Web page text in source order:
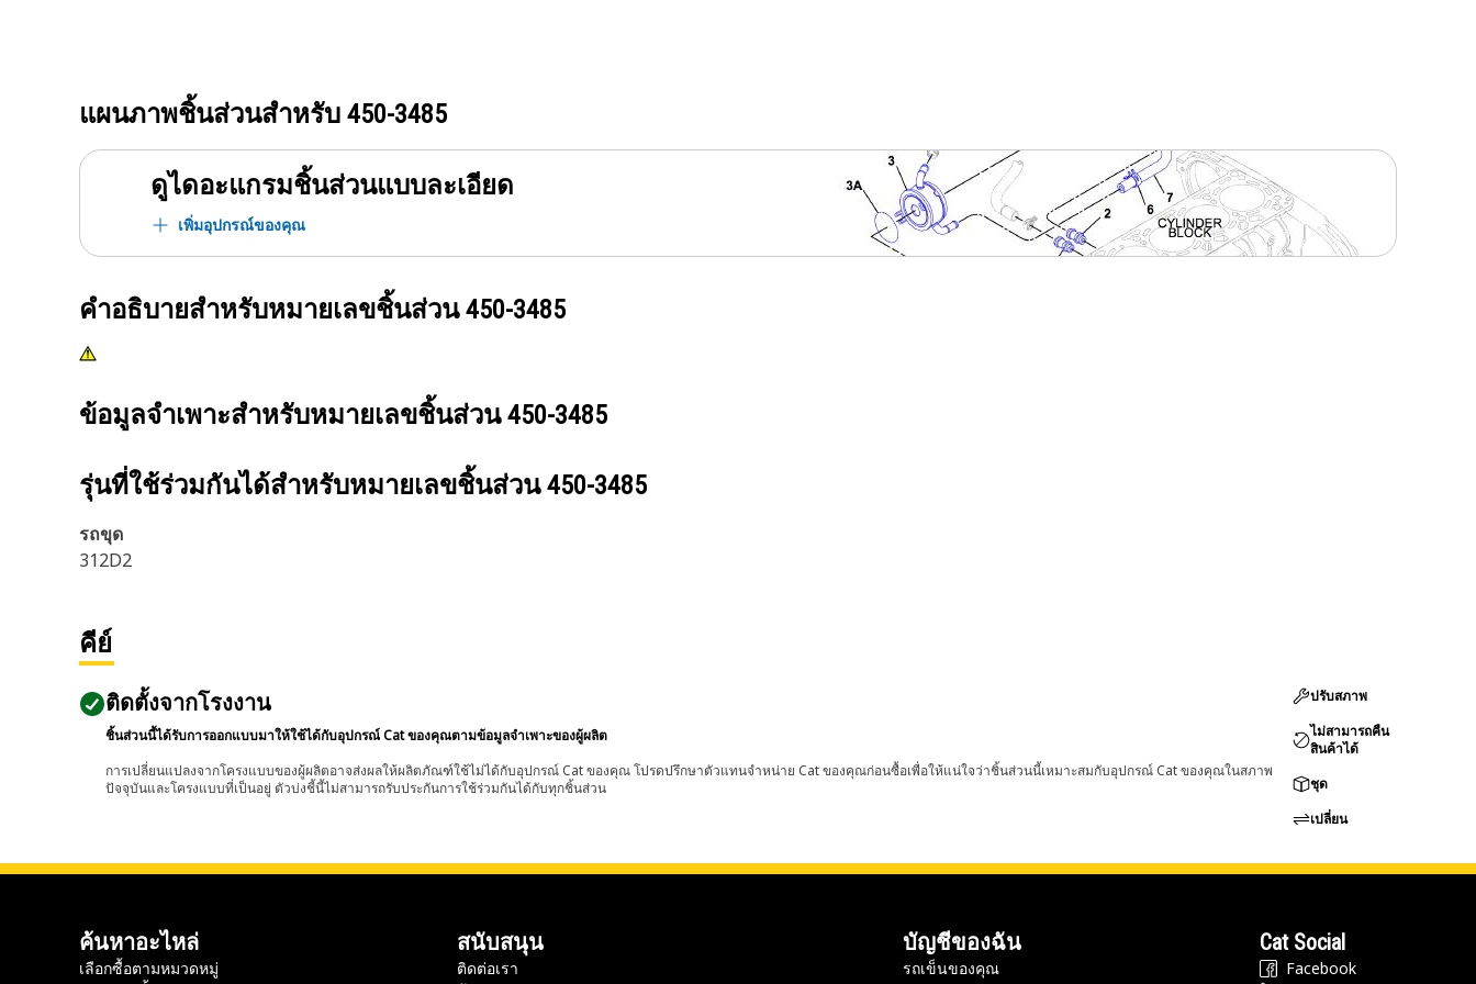
แผนภาพชิ้นส่วนสำหรับ 450-3485
ดูไดอะแกรมชิ้นส่วนแบบละเอียด
เพิ่มอุปกรณ์ของคุณ
คำอธิบายสำหรับหมายเลขชิ้นส่วน450-3485
ข้อมูลจำเพาะสำหรับหมายเลขชิ้นส่วน450-3485
รุ่นที่ใช้ร่วมกันได้สำหรับหมายเลขชิ้นส่วน450-3485
รถขุด
312D2
คีย์
ติดตั้งจากโรงงาน
ชิ้นส่วนนี้ได้รับการออกแบบมาให้ใช้ได้กับอุปกรณ์ Cat ของคุณตามข้อมูลจำเพาะของผู้ผลิต
การเปลี่ยนแปลงจากโครงแบบของผู้ผลิตอาจส่งผลให้ผลิตภัณฑ์ใช้ไม่ได้กับอุปกรณ์ Cat ของคุณ โปรดปรึกษาตัวแทนจำหน่าย Cat ของคุณก่อนซื้อเพื่อให้แน่ใจว่าชิ้นส่วนนี้เหมาะสมกับอุปกรณ์ Cat ของคุณในสภาพ
ปัจจุบันและโครงแบบที่เป็นอยู่ ตัวบ่งชี้นี้ไม่สามารถรับประกันการใช้ร่วมกันได้กับทุกชิ้นส่วน
ปรับสภาพ
ไม่สามารถคืน
สินค้าได้
ชุด
เปลี่ยน
ค้นหาอะไหล่
เลือกซื้อตามหมวดหมู่
สนับสนุน
ติดต่อเรา
บัญชีของฉัน
รถเข็นของคุณ
Cat Social
Facebook